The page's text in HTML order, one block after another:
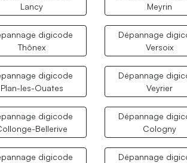
Lancy
Meyrin
digicode
Thônex
Dépannage
Versoix
digicode
Plan-les-Ouates
Dépannage
Veyrier
digicode
Bellerive
Dépannage
Cologny
digicode
Dépannage